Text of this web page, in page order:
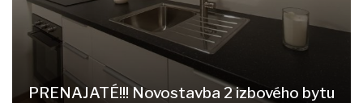
PRENAJATÉ!!! Novostavba 2 izbového bytu